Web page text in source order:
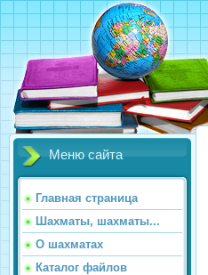
Меню сайта
Главная страница
Шахматы, шахматы...
О шахматах
Каталог файлов